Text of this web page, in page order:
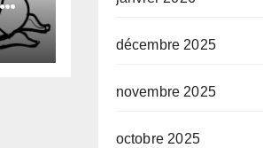
décembre 2025
novembre 2025
octobre 2025